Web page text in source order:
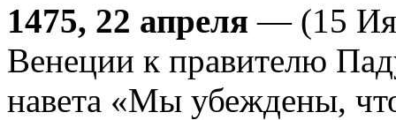
1475, 22 апреля — (15
Венеции к правителю
навета «Мы убеждены,